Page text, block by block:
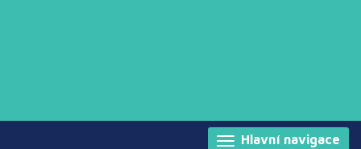
Hlavní navigace